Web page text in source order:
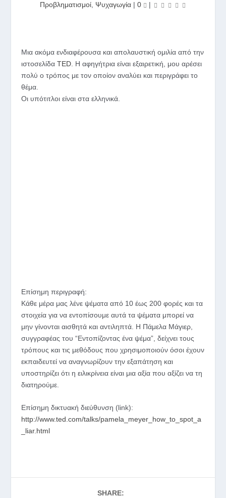
Προβληματισμοί Ψυχαγωγία | 0 |
Μια ακόμα ενδιαφέρουσα και απολαυστική ομιλία από την
ιστοσελίδαTED . Η αφηγήτρια είναι εξαιρετική, μου αρέσει
πολύ ο τρόπος με τον οποίον αναλύει και περιγράφει το
θέμα.
Οι υπότιτλοι είναι στα ελληνικά.
Επίσημη περιγραφή:
Κάθε μέρα μας λένε ψέματα από 10 έως 200 φορές και τα
στοιχεία για να εντοπίσουμε αυτά τα ψέματα μπορεί να
μην γίνονται αισθητά και αντιληπτά. Η Πάμελα Μάγιερ,
συγγραφέας του “Εντοπίζοντας ένα ψέμα”, δείχνει τους
τρόπους και τις μεθόδους που χρησιμοποιούν όσοι έχουν
εκπαιδευτεί να αναγνωρίζουν την εξαπάτηση και
υποστηρίζει ότι η ειλικρίνεια είναι μια αξία που αξίζει να τη
διατηρούμε.
Επίσημη δικτυακή διεύθυνση (link):
http://www.ted.com/talks/pamela_meyer_how_to_spot_a
_liar.html
SHARE: